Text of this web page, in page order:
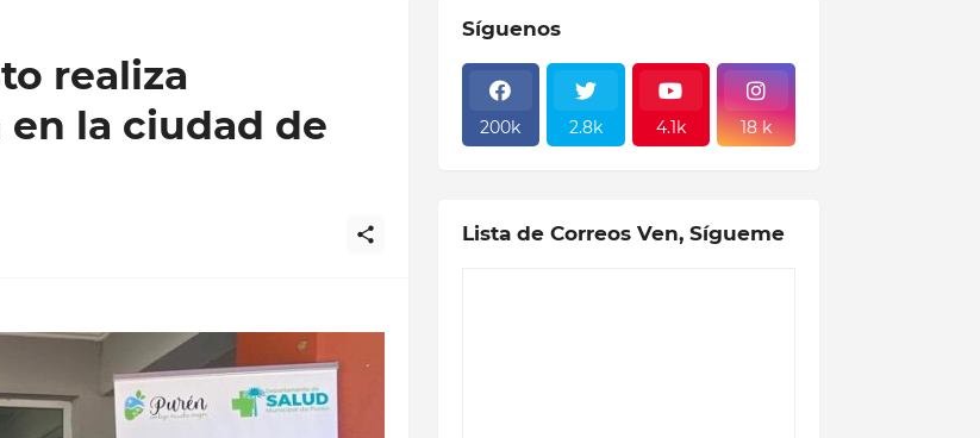
realiza
la ciudad de
Síguenos
200k 2.8k 4.1k 18 k
Lista de Correos Ven, Sígueme